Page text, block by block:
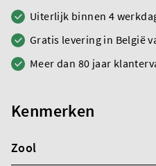
Uiterlijk binnen 4
Gratis levering in België
Meer dan 80 jaar
Kenmerken
Zool